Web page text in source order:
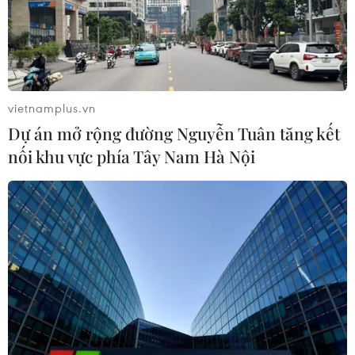
Khởi tố Giám đốc Sở Khoa học và
Công nghệ tỉnh Bắc Ninh về hành vi
nhận hối lộ
04/08/2026 08:56
Chuyển tư duy ban phát thông tin
sang hỗ trợ người dân tự bảo vệ bằng
pháp luật
04/08/2026 04:55
vietnamplus.vn
Dự án mở rộng đường Nguyễn Tuân tăng kết
nối khu vực phía Tây Nam Hà Nội